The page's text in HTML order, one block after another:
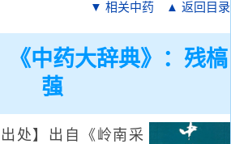
▼ 相关中药 ▲ 返回目录
《中药大辞典》：残槁
蔃
出处】出自《岭南采